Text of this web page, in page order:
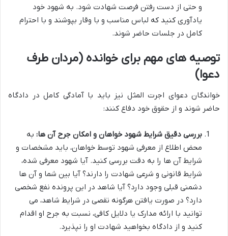
و حتی از دست رفتن فرصت شهادت شود. به شهود خود
یادآوری کنید که لباس مناسب و با وقار بپوشند و با احترام
کامل در جلسات حاضر شوند.
توصیه های مهم برای خوانده (مردان طرف
دعوا)
خواندگان دعوای اجرت المثل نیز باید با آمادگی کامل در دادگاه
حاضر شوند و از حقوق خود دفاع کنند:
بررسی دقیق شرایط شهود خواهان و امکان جرح آن ها: به
محض اطلاع از معرفی شهود توسط خواهان، باید مشخصات و
شرایط آن ها را به دقت بررسی کنید. آیا شهود معرفی شده،
شرایط قانونی و شرعی شهادت را دارند؟ آیا بین شما و آن ها
دشمنی قبلی وجود دارد؟ آیا شاهد در این پرونده نفع شخصی
دارد؟ در صورت یافتن هرگونه نقصی در شرایط شاهد، می
توانید با ارائه مدارک یا دلایل کافی، نسبت به جرح او اقدام
کنید و از دادگاه بخواهید شهادت او را نپذیرد.